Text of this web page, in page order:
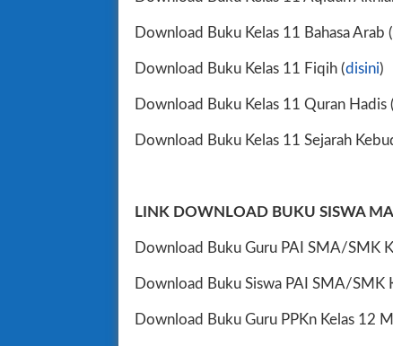
Download Buku Kelas 11 Bahasa Arab (
Download Buku Kelas 11 Fiqih (disini)
Download Buku Kelas 11 Quran Hadis (
Download Buku Kelas 11 Sejarah
LINK DOWNLOAD BUKU SISWA
Download Buku Guru PAI SMA/SMK
Download Buku Siswa PAI SMA/SMK
Download Buku Guru PPKn Kelas 12